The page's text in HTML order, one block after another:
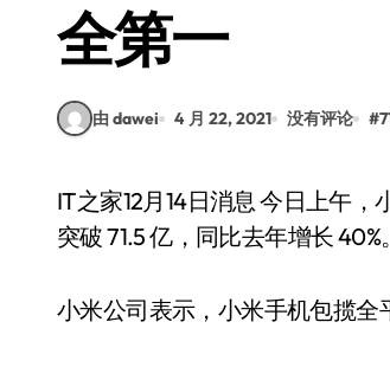
全第一
由 dawei 4 月 22, 2021 没有评论 #
IT之家12月14日消息 今日上午，小米公司公布了双 12 终极战报：中国区新零售全渠道累计总销额
突破 71.5 亿，同比去年增长 40%。
小米公司表示，小米手机包揽全